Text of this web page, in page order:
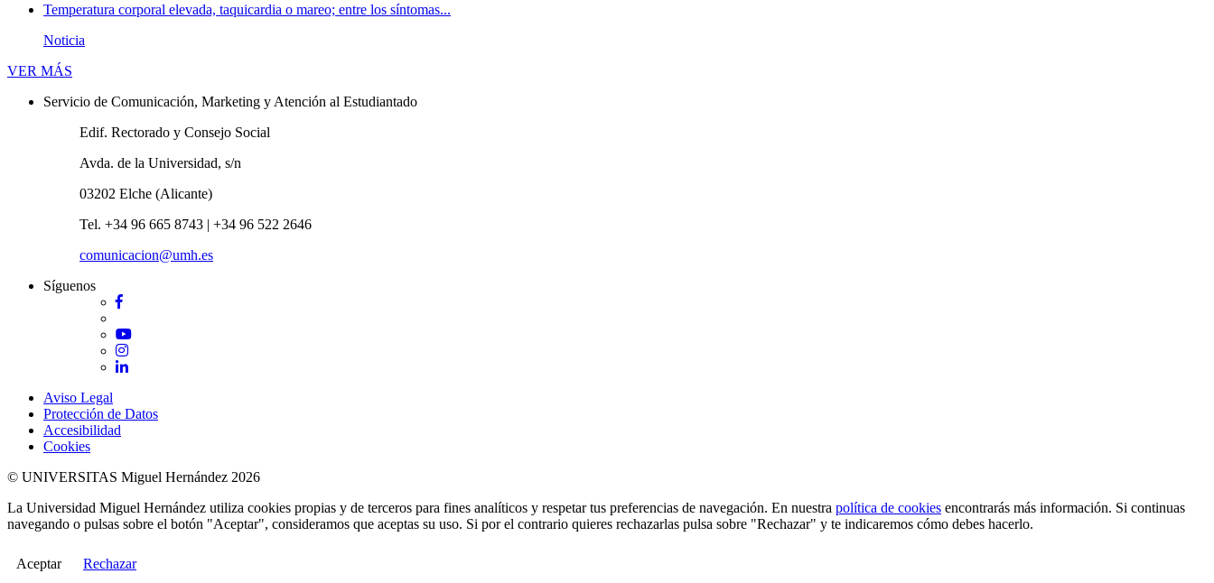
Temperatura corporal elevada, taquicardia o mareo; entre los síntomas...
Noticia
VER MÁS
Servicio de Comunicación, Marketing y Atención al Estudiantado
Edif. Rectorado y Consejo Social
Avda. de la Universidad, s/n
03202 Elche (Alicante)
Tel. +34 96 665 8743 | +34 96 522 2646
comunicacion@umh.es
Síguenos
Facebook
YouTube
Instagram
LinkedIn
Aviso Legal
Protección de Datos
Accesibilidad
Cookies
© UNIVERSITAS Miguel Hernández 2026
La Universidad Miguel Hernández utiliza cookies propias y de terceros para fines analíticos y respetar tus preferencias de navegación. En nuestra política de cookies encontrarás más información. Si continuas
navegando o pulsas sobre el botón "Aceptar", consideramos que aceptas su uso. Si por el contrario quieres rechazarlas pulsa sobre "Rechazar" y te indicaremos cómo debes hacerlo.
Aceptar Rechazar